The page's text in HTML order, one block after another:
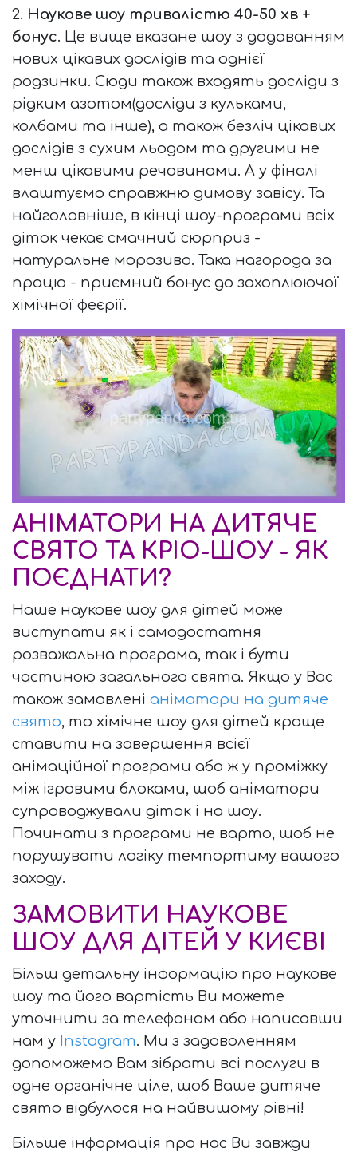
2. Наукове шоу тривалістю 40-50 хв +
бонус. Це вище вказане шоу з додаванням
нових цікавих дослідів та однієї
родзинки. Сюди також входять досліди з
рідким азотом(досліди з кульками,
колбами та інше), а також безліч цікавих
дослідів з сухим льодом та другими не
менш цікавими речовинами. А у фіналі
влаштуємо справжню димову завісу. Та
найголовніше, в кінці шоу-програми всіх
діток чекає смачний сюрприз -
натуральне морозиво. Така нагорода за
працю - приємний бонус до захоплюючої
хімічної феєрії.
АНІМАТОРИ НА ДИТЯЧЕ
СВЯТО ТА КРІО-ШОУ - ЯК
ПОЄДНАТИ?
Наше наукове шоу для дітей може
виступати як і самодостатня
розважальна програма, так і бути
частиною загального свята. Якщо у Вас
також замовлені аніматори на дитяче
свято, то хімічне шоу для дітей краще
ставити на завершення всієї
анімаційної програми або ж у проміжку
між ігровими блоками, щоб аніматори
супроводжували діток і на шоу.
Починати з програми не варто, щоб не
порушувати логіку темпортиму вашого
заходу.
ЗАМОВИТИ НАУКОВЕ
ШОУ ДЛЯ ДІТЕЙ У КИЄВІ
Більш детальну інформацію про наукове
шоу та його вартість Ви можете
уточнити за телефоном або написавши
нам у Instagram. Ми з задоволенням
допоможемо Вам зібрати всі послуги в
одне органічне ціле, щоб Ваше дитяче
свято відбулося на найвищому рівні!
Більше інформація про нас Ви завжди